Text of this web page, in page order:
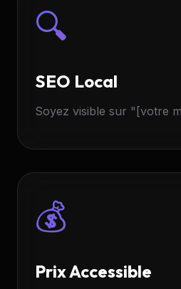
🔍
SEO Local
Soyez visible sur "[votre
💰
Prix Accessible